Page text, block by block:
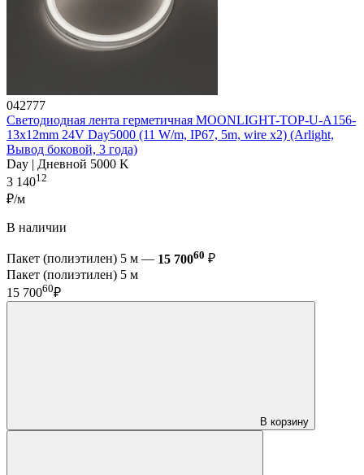
042777
Светодиодная лента герметичная MOONLIGHT-TOP-U-A156-
13x12mm 24V Day5000 (11 W/m, IP67, 5m, wire x2) (Arlight,
Вывод боковой, 3 года)
Day | Дневной 5000 K
3 14012
₽/м
В наличии
Пакет (полиэтилен) 5 м — 15 70060 ₽
Пакет (полиэтилен) 5 м
15 70060₽
В корзину